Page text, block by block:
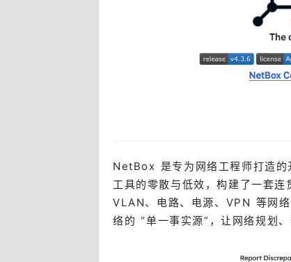
NetBox 是专为网络工程师打造的
工具的零散与低效，构建了一套
VLAN、电路、电源、VPN 等网
络的 “单一事实源”，让网络规划